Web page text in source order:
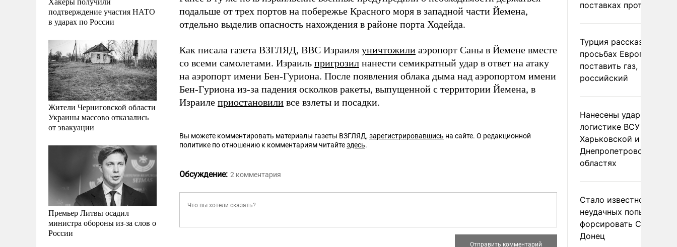
подтверждение участия НАТО
в ударах по России
Жители Черниговской области
Украины массово отказались
от эвакуации
Премьер Литвы осадил
министра обороны из-за слов о
России
подальше от трех портов на побережье Красного моря в западной части Йемена,
отдельно выделив опасность нахождения в районе порта Ходейда.
Как писала газета ВЗГЛЯД, ВВС Израиля уничтожили аэропорт Саны в Йемене вместе
со всеми самолетами. Израиль пригрозил нанести семикратный удар в ответ на атаку
на аэропорт имени Бен-Гуриона. После появления облака дыма над аэропортом имени
Бен-Гуриона из-за падения осколков ракеты, выпущенной с территории Йемена, в
Израиле приостановили все взлеты и посадки.
Вы можете комментировать материалы газеты ВЗГЛЯД, зарегистрировавшись на сайте. О редакционной
политике по отношению к комментариям читайтездесь.
Обсуждение: 2 комментария
поставках
Турция рассказала о
просьбах Европы
поставить газ, но не
российский
Нанесены удары по
логистике ВСУ в
Харьковской и
Днепропетровской
областях
Стало известно о
неудачных попытках
форсировать
Донец